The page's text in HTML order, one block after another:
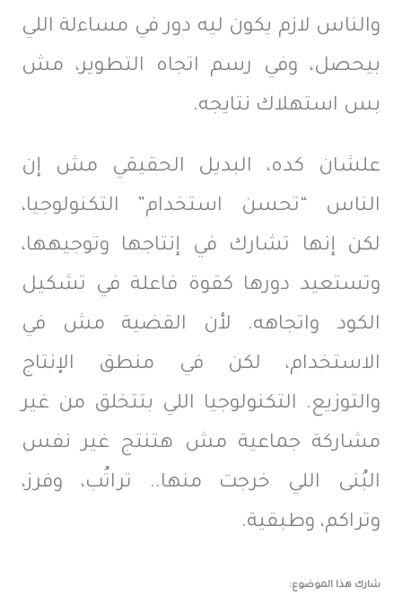
والناس لازم يكون ليه دور في مساءلة اللي
بيحصل، وفي رسم اتجاه التطوير، مش
بس استهلاك نتايجه.
علشان كده، البديل الحقيقي مش إن
الناس “تحسن استخدام” التكنولوجيا،
لكن إنها تشارك في إنتاجها وتوجيهها،
وتستعيد دورها كقوة فاعلة في تشكيل
الكود واتجاهه. لأن القضية مش في
الاستخدام، لكن في منطق الإنتاج
والتوزيع. التكنولوجيا اللي بتتخلق من غير
مشاركة جماعية مش هتنتج غير نفس
البُنى اللي خرجت منها.. تراتُب، وفرز،
وتراكم، وطبقية.
شارك هذا الموضوع: